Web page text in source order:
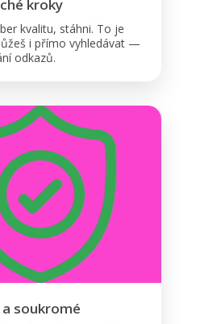
kroky
kvalitu, stáhni. To je
i přímo vyhledávat —
odkazů.
a soukromé